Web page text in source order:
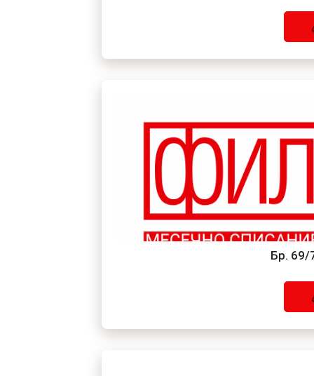
Бр. 69/